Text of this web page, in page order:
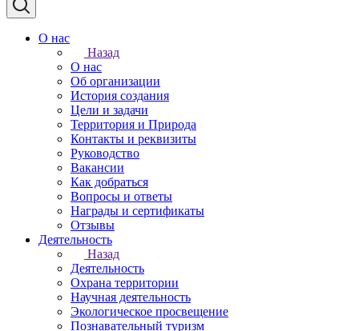
О нас
Назад
О нас
Об организации
История создания
Цели и задачи
Территория и Природа
Контакты и реквизиты
Руководство
Вакансии
Как добраться
Вопросы и ответы
Награды и сертификаты
Отзывы
Деятельность
Назад
Деятельность
Охрана территории
Научная деятельность
Экологическое просвещение
Познавательный туризм